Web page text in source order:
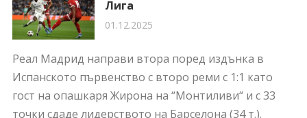
Лига
01.12.2025
Реал Мадрид направи втора поред издънка в
Испанското първенство с второ реми с 1:1 като
гост на опашкаря Жирона на “Монтиливи“ и с 33
точки сдаде лидерството на Барселона (34 т.).